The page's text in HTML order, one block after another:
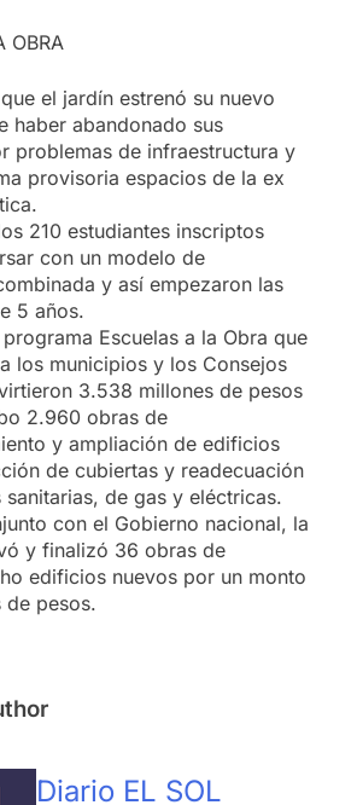
OBRA
el jardín estrenó su nuevo
haber abandonado sus
problemas de infraestructura y
provisoria espacios de la ex
210 estudiantes inscriptos
con un modelo de
y así empezaron las
5 años.
Escuelas a la Obra que
los municipios y los Consejos
3.538 millones de pesos
2.960 obras de
y ampliación de edificios
de cubiertas y readecuación
de gas y eléctricas.
con el Gobierno nacional, la
y finalizó 36 obras de
edificios nuevos por un monto
pesos.
Diario EL SOL